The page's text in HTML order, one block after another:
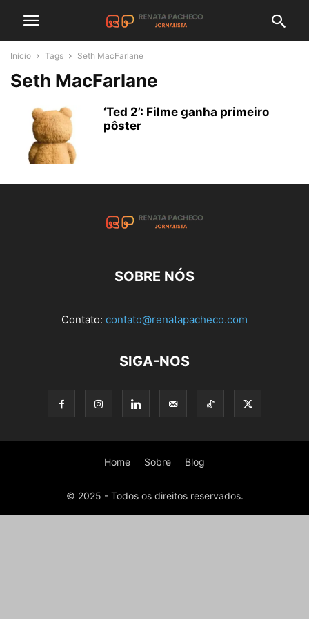
Início Tags Seth MacFarlane
Seth MacFarlane
‘Ted 2’: Filme ganha primeiro
pôster
SOBRE NÓS
Contato: contato@renatapacheco.com
SIGA-NOS
Home Sobre Blog
© 2025 - Todos os direitos reservados.